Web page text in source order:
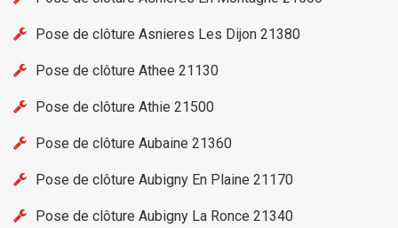
Pose de clôture Asnieres Les Dijon 21380
Pose de clôture Athee 21130
Pose de clôture Athie 21500
Pose de clôture Aubaine 21360
Pose de clôture Aubigny En Plaine 21170
Pose de clôture Aubigny La Ronce 21340